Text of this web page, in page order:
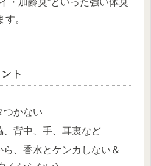
。
ト
つかない
背中、手、耳裏など
、香水とケンカしない＆